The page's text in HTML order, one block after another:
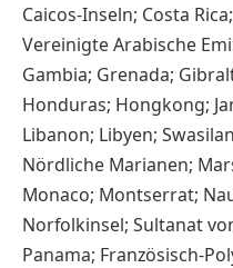
Caicos-Inseln; Costa
Vereinigte Arabische
Gambia; Grenada;
Honduras; Hongkong;
Libanon; Libyen;
Nördliche Marianen;
Monaco; Montserrat;
Norfolkinsel; Sultanat
Panama; Französisch-